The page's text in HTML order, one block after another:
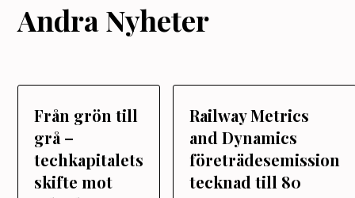
Andra Nyheter
Från grön till
grå –
techkapitalets
skifte mot
Railway Metrics
and Dynamics
företrädesemission
tecknad till 80